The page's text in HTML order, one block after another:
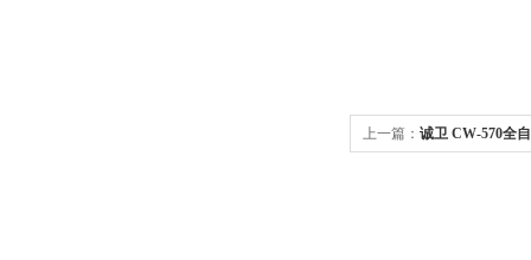
上一篇： 诚卫 CW-570全